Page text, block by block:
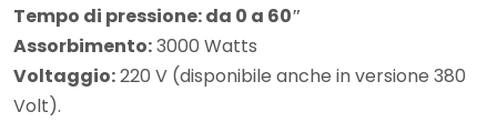
Tempo di pressione: da 0 a 60″
Assorbimento:3000 Watts
Voltaggio:220 V (disponibile anche in versione 380
Volt).